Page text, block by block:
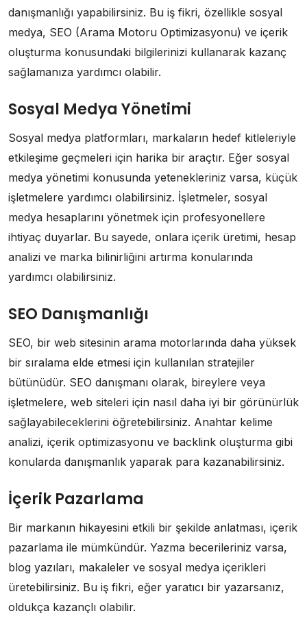
danışmanlığı yapabilirsiniz. Bu iş fikri, özellikle sosyal
medya, SEO (Arama Motoru Optimizasyonu) ve içerik
oluşturma konusundaki bilgilerinizi kullanarak kazanç
sağlamanıza yardımcı olabilir.
Sosyal Medya Yönetimi
Sosyal medya platformları, markaların hedef kitleleriyle
etkileşime geçmeleri için harika bir araçtır. Eğer sosyal
medya yönetimi konusunda yetenekleriniz varsa, küçük
işletmelere yardımcı olabilirsiniz. İşletmeler, sosyal
medya hesaplarını yönetmek için profesyonellere
ihtiyaç duyarlar. Bu sayede, onlara içerik üretimi, hesap
analizi ve marka bilinirliğini artırma konularında
yardımcı olabilirsiniz.
SEO Danışmanlığı
SEO, bir web sitesinin arama motorlarında daha yüksek
bir sıralama elde etmesi için kullanılan stratejiler
bütünüdür. SEO danışmanı olarak, bireylere veya
işletmelere, web siteleri için nasıl daha iyi bir görünürlük
sağlayabileceklerini öğretebilirsiniz. Anahtar kelime
analizi, içerik optimizasyonu ve backlink oluşturma gibi
konularda danışmanlık yaparak para kazanabilirsiniz.
İçerik Pazarlama
Bir markanın hikayesini etkili bir şekilde anlatması, içerik
pazarlama ile mümkündür. Yazma becerileriniz varsa,
blog yazıları, makaleler ve sosyal medya içerikleri
üretebilirsiniz. Bu iş fikri, eğer yaratıcı bir yazarsanız,
oldukça kazançlı olabilir.